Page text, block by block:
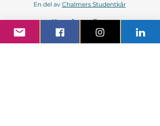
En del av Chalmers Studentkår
Kontakt medlem
Kontakt företag